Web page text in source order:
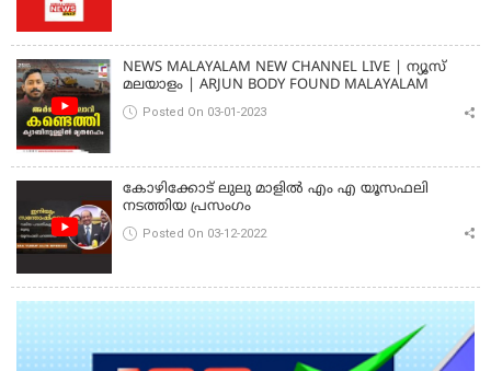
NEWS MALAYALAM NEW CHANNEL LIVE | ന്യൂസ്
മലയാളം | ARJUN BODY FOUND MALAYALAM
Posted On 03-01-2023
കോഴിക്കോട് ലുലു മാളിൽ എം എ യൂസഫലി
നടത്തിയ പ്രസംഗം
Posted On 03-12-2022